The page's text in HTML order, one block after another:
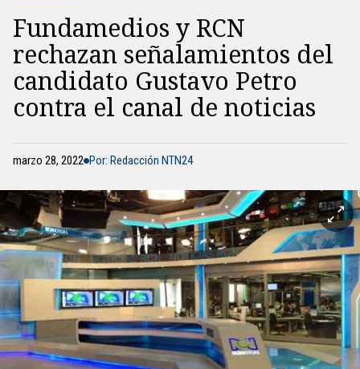
Fundamedios y RCN
rechazan señalamientos del
candidato Gustavo Petro
contra el canal de noticias
marzo 28, 2022 Por: Redacción NTN24